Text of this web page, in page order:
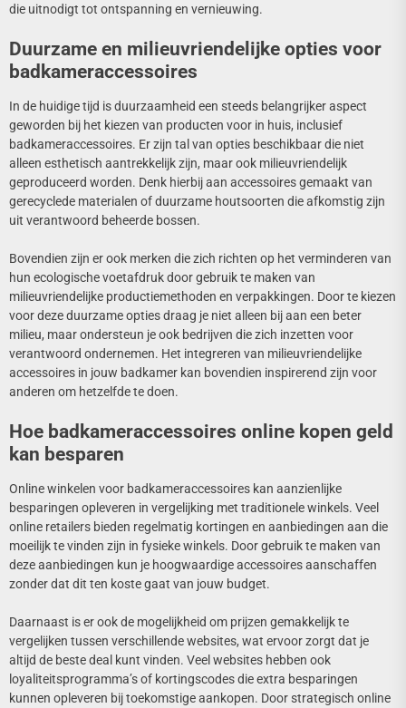
die uitnodigt tot ontspanning en vernieuwing.
Duurzame en milieuvriendelijke opties voor
badkameraccessoires
In de huidige tijd is duurzaamheid een steeds belangrijker aspect
geworden bij het kiezen van producten voor in huis, inclusief
badkameraccessoires. Er zijn tal van opties beschikbaar die niet
alleen esthetisch aantrekkelijk zijn, maar ook milieuvriendelijk
geproduceerd worden. Denk hierbij aan accessoires gemaakt van
gerecyclede materialen of duurzame houtsoorten die afkomstig zijn
uit verantwoord beheerde bossen.
Bovendien zijn er ook merken die zich richten op het verminderen van
hun ecologische voetafdruk door gebruik te maken van
milieuvriendelijke productiemethoden en verpakkingen. Door te kiezen
voor deze duurzame opties draag je niet alleen bij aan een beter
milieu, maar ondersteun je ook bedrijven die zich inzetten voor
verantwoord ondernemen. Het integreren van milieuvriendelijke
accessoires in jouw badkamer kan bovendien inspirerend zijn voor
anderen om hetzelfde te doen.
Hoe badkameraccessoires online kopen geld
kan besparen
Online winkelen voor badkameraccessoires kan aanzienlijke
besparingen opleveren in vergelijking met traditionele winkels. Veel
online retailers bieden regelmatig kortingen en aanbiedingen aan die
moeilijk te vinden zijn in fysieke winkels. Door gebruik te maken van
deze aanbiedingen kun je hoogwaardige accessoires aanschaffen
zonder dat dit ten koste gaat van jouw budget.
Daarnaast is er ook de mogelijkheid om prijzen gemakkelijk te
vergelijken tussen verschillende websites, wat ervoor zorgt dat je
altijd de beste deal kunt vinden. Veel websites hebben ook
loyaliteitsprogramma’s of kortingscodes die extra besparingen
kunnen opleveren bij toekomstige aankopen. Door strategisch online